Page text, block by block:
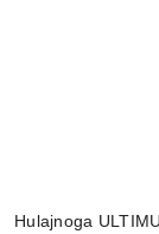
Hulajnoga